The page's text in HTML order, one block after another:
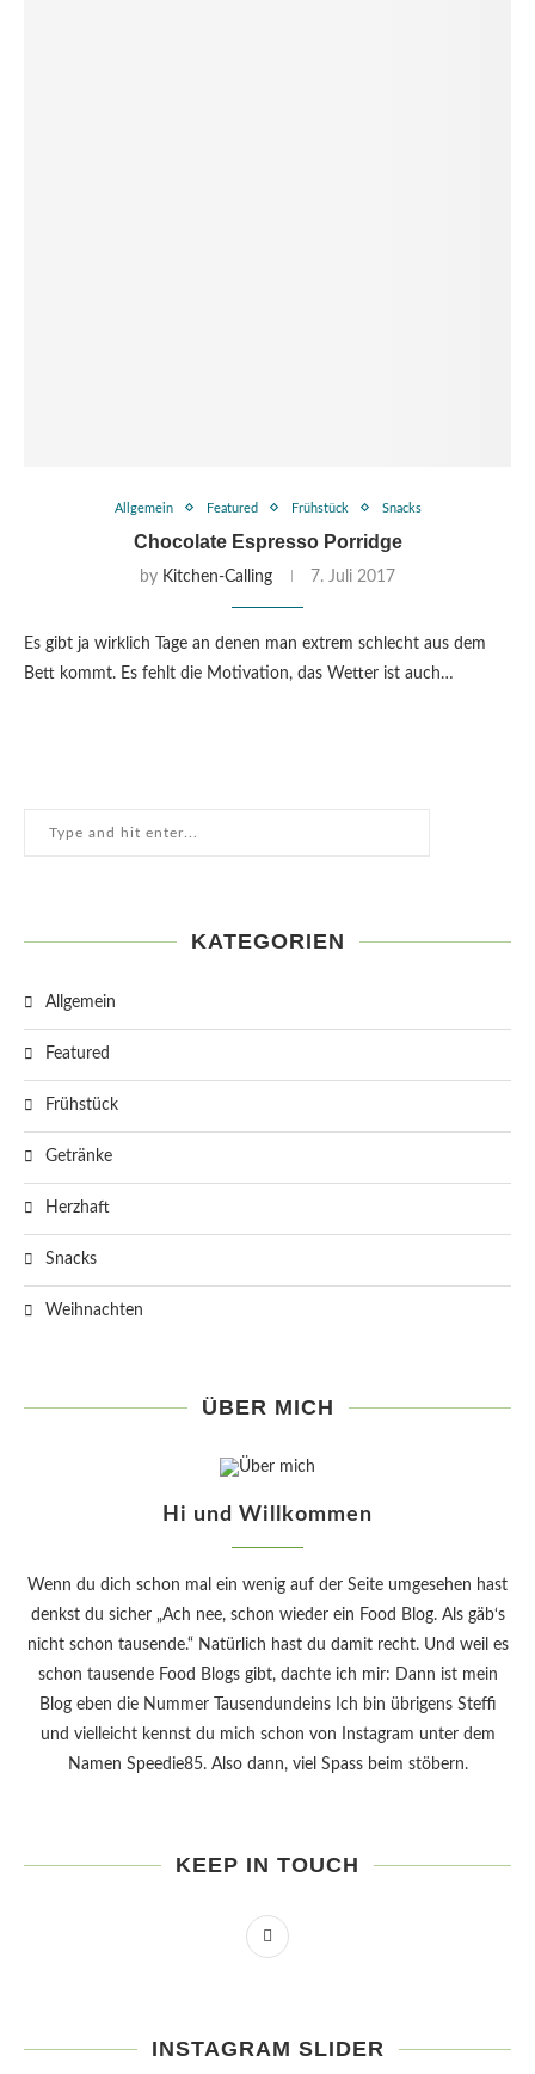
Allgemein Featured Frühstück Snacks
Chocolate Espresso Porridge
by Kitchen-Calling 7. Juli 2017
Es gibt ja wirklich Tage an denen man extrem schlecht aus dem
Bett kommt. Es fehlt die Motivation, das Wetter ist auch…
KATEGORIEN
Allgemein
Featured
Frühstück
Getränke
Herzhaft
Snacks
Weihnachten
ÜBER MICH
Hi und Willkommen
Wenn du dich schon mal ein wenig auf der Seite umgesehen hast
denkst du sicher „Ach nee, schon wieder ein Food Blog. Als gäb‘s
nicht schon tausende.“ Natürlich hast du damit recht. Und weil es
schon tausende Food Blogs gibt, dachte ich mir: Dann ist mein
Blog eben die Nummer Tausendundeins Ich bin übrigens Steffi
und vielleicht kennst du mich schon von Instagram unter dem
Namen Speedie85. Also dann, viel Spass beim stöbern.
KEEP IN TOUCH
INSTAGRAM SLIDER